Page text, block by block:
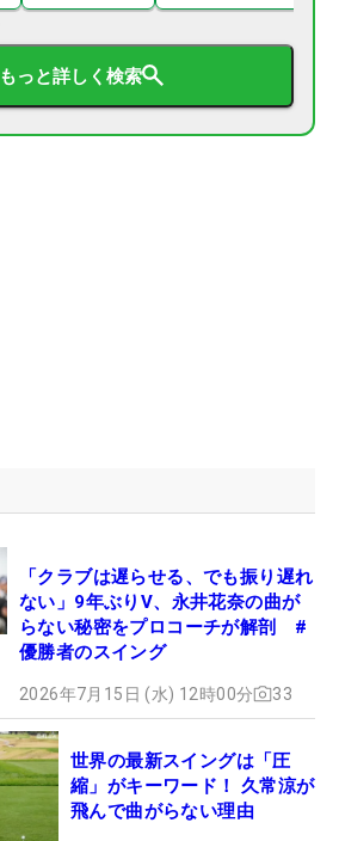
もっと詳しく検索
「クラブは遅らせる、でも振り遅れ
ない」9年ぶりV、永井花奈の曲が
らない秘密をプロコーチが解剖 #
優勝者のスイング
2026年7月15日 (水) 12時00分 33
世界の最新スイングは「圧
縮」がキーワード！ 久常涼が
飛んで曲がらない理由